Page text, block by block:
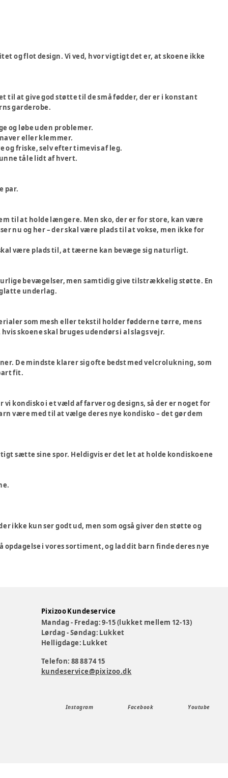
og flot design. Vi ved, hvor vigtigt det er, at skoene ikke
til at give god støtte til de små fødder, der er i konstant
garderobe.
og løbe uden problemer.
eller klemmer.
friske, selv efter timevis af leg.
tåle lidt af hvert.
par.
til at holde længere. Men sko, der er for store, kan være
nu og her – der skal være plads til at vokse, men ikke for
være plads til, at tæerne kan bevæge sig naturligt.
bevægelser, men samtidig give tilstrækkelig støtte. En
underlag.
som mesh eller tekstil holder fødderne tørre, mens
skoene skal bruges udendørs i al slags vejr.
De mindste klarer sig ofte bedst med velcrolukning, som
fit.
kondisko i et væld af farver og designs, så der er noget for
være med til at vælge deres nye kondisko – det gør dem
sætte sine spor. Heldigvis er det let at holde kondiskoene
ikke kun ser godt ud, men som også giver den støtte og
i vores sortiment, og lad dit barn finde deres nye
Pixizoo Kundeservice
Mandag - Fredag: 9-15 (lukket mellem 12-13)
Lørdag - Søndag: Lukket
Helligdage: Lukket
Telefon: 88 88 74 15
kundeservice@pixizoo.dk
Instagram Facebook Youtube